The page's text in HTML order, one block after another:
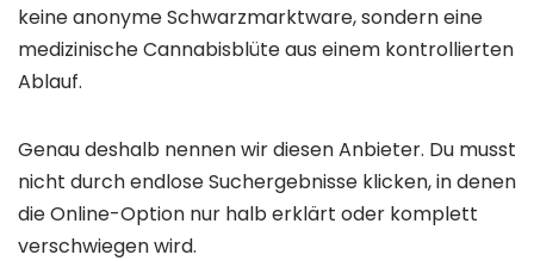
keine anonyme Schwarzmarktware, sondern eine
medizinische Cannabisblüte aus einem kontrollierten
Ablauf.
Genau deshalb nennen wir diesen Anbieter. Du musst
nicht durch endlose Suchergebnisse klicken, in denen
die Online-Option nur halb erklärt oder komplett
verschwiegen wird.